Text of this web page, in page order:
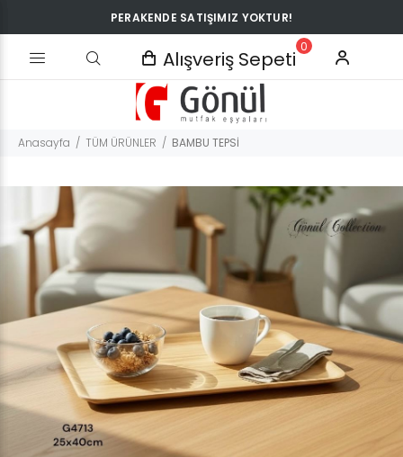
PERAKENDE SATIŞIMIZ YOKTUR!
Alışveriş Sepeti
0
Anasayfa TÜM ÜRÜNLER BAMBU TEPSİ